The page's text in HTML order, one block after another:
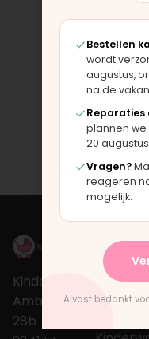
Kinderwagengarage
Ambachtweg
28b
Over
Bestellen
wordt
augustus,
na de
Reparaties
plannen
20
Vragen?
reageren
mogelijk.
Alvast bedankt